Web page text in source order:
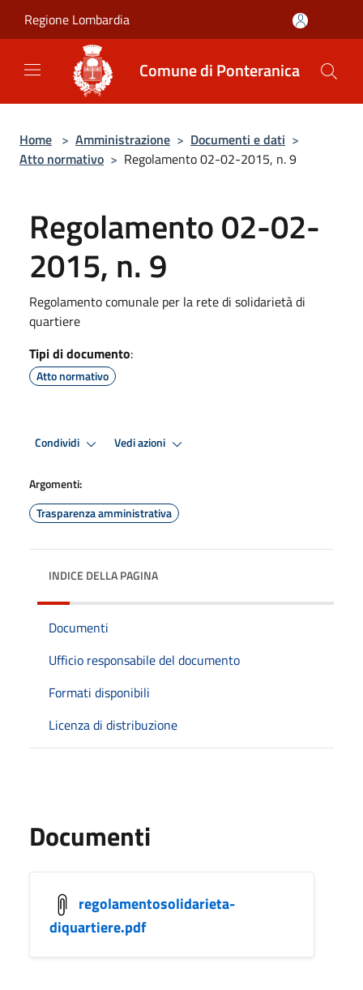
Regione Lombardia
Comune di Ponteranica
Home > Amministrazione > Documenti e dati >
Atto normativo > Regolamento 02-02-2015, n. 9
Regolamento 02-02-
2015, n. 9
Regolamento comunale per la rete di solidarietà di
quartiere
Tipi di documento:
Atto normativo
Condividi Vedi azioni
Argomenti:
Trasparenza amministrativa
INDICE DELLA PAGINA
Documenti
Ufficio responsabile del documento
Formati disponibili
Licenza di distribuzione
Documenti
regolamentosolidarieta-
diquartiere.pdf